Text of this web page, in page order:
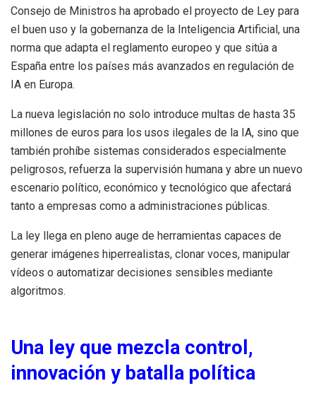
Consejo de Ministros ha aprobado el proyecto de Ley para
el buen uso y la gobernanza de la Inteligencia Artificial, una
norma que adapta el reglamento europeo y que sitúa a
España entre los países más avanzados en regulación de
IA en Europa.
La nueva legislación no solo introduce multas de hasta 35
millones de euros para los usos ilegales de la IA, sino que
también prohíbe sistemas considerados especialmente
peligrosos, refuerza la supervisión humana y abre un nuevo
escenario político, económico y tecnológico que afectará
tanto a empresas como a administraciones públicas.
La ley llega en pleno auge de herramientas capaces de
generar imágenes hiperrealistas, clonar voces, manipular
vídeos o automatizar decisiones sensibles mediante
algoritmos.
Una ley que mezcla control,
innovación y batalla política